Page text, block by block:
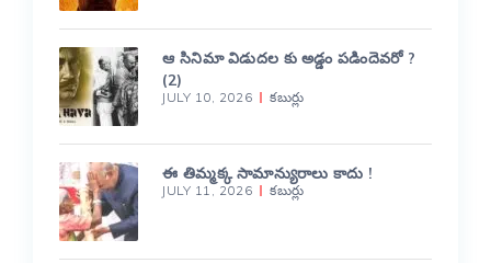
ఆ సినిమా విడుదల కు అడ్డం పడిందెవరో ?
(2)
JULY 10, 2026 కబుర్లు
ఈ తిమ్మక్క సామాన్యురాలు కాదు !
JULY 11, 2026 కబుర్లు